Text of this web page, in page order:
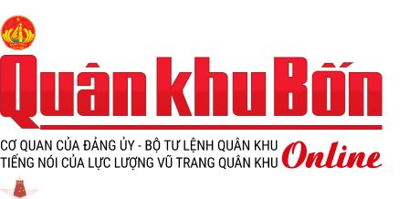
ra đi